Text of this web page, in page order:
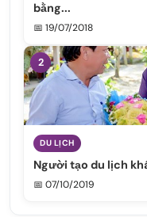
bằng...
📅 19/07/2018
2
DU LỊCH
Người tạo du lịch
📅 07/10/2019